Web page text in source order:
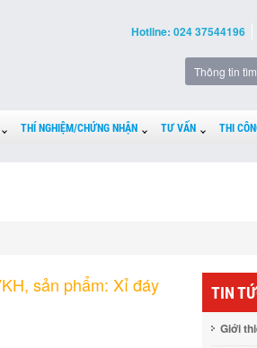
Hotline: 024 37544196
THÍ NGHIỆM/CHỨNG NHẬN TƯ VẤN THI
sản phẩm: Xỉ đáy
TIN
Giới